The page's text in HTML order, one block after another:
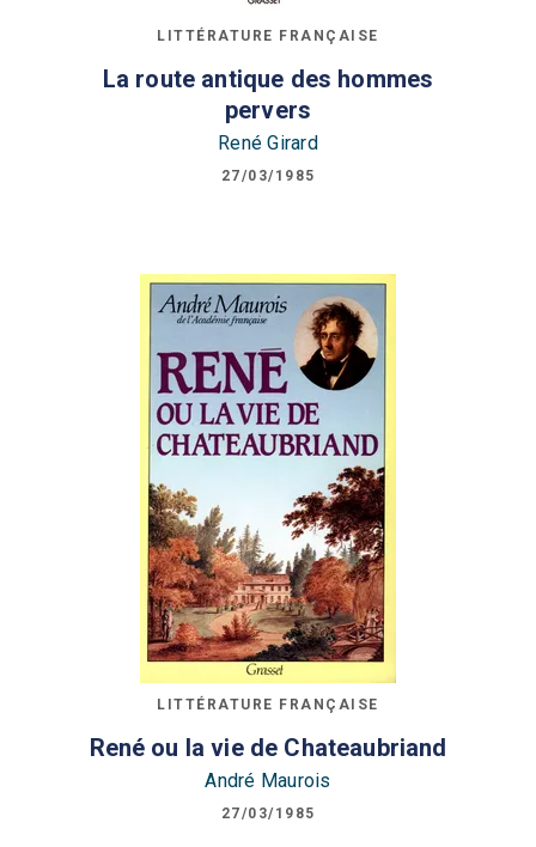
LITTÉRATURE FRANÇAISE
La route antique des hommes
pervers
René Girard
27/03/1985
LITTÉRATURE FRANÇAISE
René ou la vie de Chateaubriand
André Maurois
27/03/1985